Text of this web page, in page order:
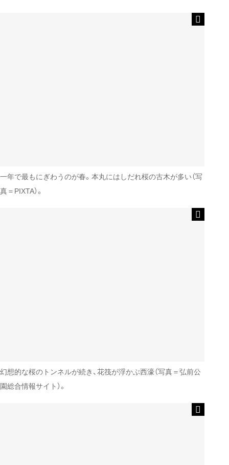
一年で最もにぎわうのが春。本丸にはしだれ桜の古木が多い（写
真＝PIXTA）。
幻想的な桜のトンネルが続き、花筏が浮かぶ西濠（写真＝弘前公
園総合情報サイト）。